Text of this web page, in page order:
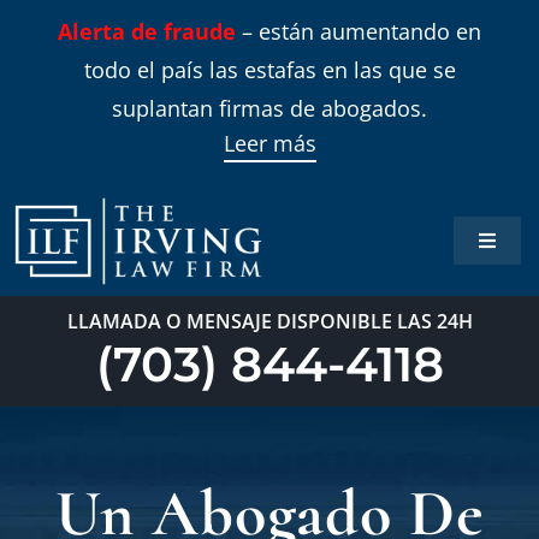
Alerta de fraude – están aumentando en
todo el país las estafas en las que se
suplantan firmas de abogados.
Leer más
Toggle
Inicio
LLAMADA O MENSAJE DISPONIBLE LAS 24H
(703) 844-4118
Un Abogado De